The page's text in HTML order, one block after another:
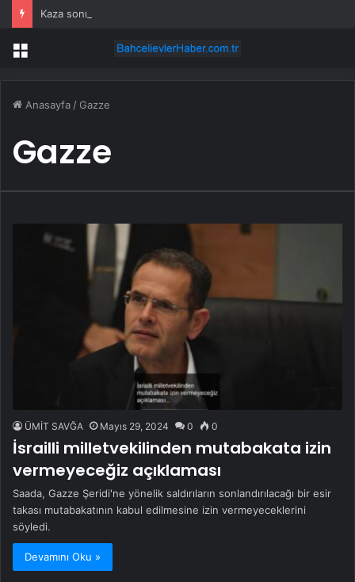
Kaza sonrası araç hurda yığınına döndü: 2 ölü, 1 yaralı
Menü
Anasayfa / Gazze
Gazze
ÜMİT SAVĞA Mayıs 29, 2024 0 0
İsrailli milletvekilinden mutabakata izin
vermeyeceğiz açıklaması
Saada, Gazze Şeridi'ne yönelik saldırıların sonlandırılacağı bir esir
takası mutabakatının kabul edilmesine izin vermeyeceklerini
söyledi.
Devamını Oku »